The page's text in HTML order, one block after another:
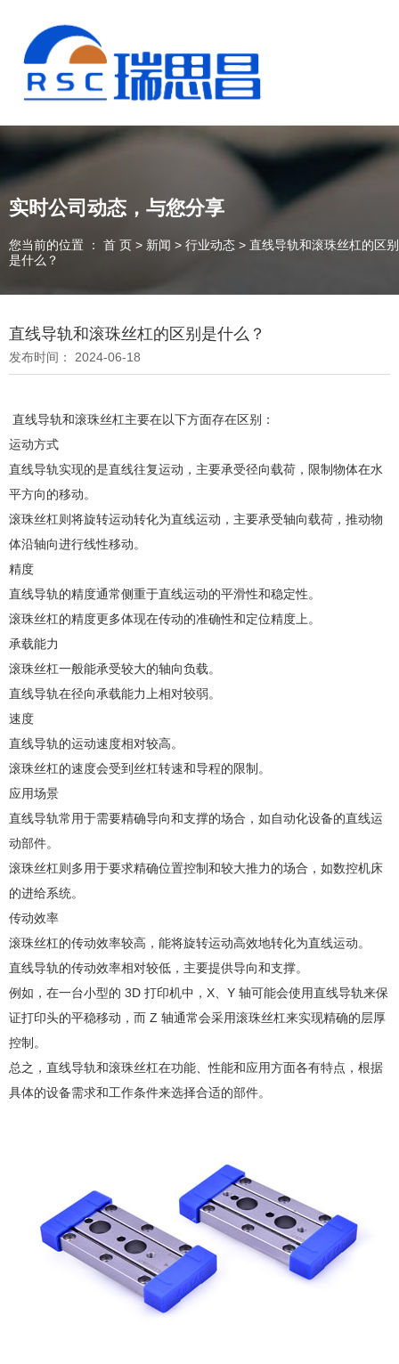
13925235098
实时公司动态，与您分享
您当前的位置 ： 首 页 > 新闻 > 行业动态 > 直线导轨和滚珠丝杠的区别
是什么？
直线导轨和滚珠丝杠的区别是什么？
发布时间： 2024-06-18
直线导轨和滚珠丝杠主要在以下方面存在区别：
运动方式
直线导轨实现的是直线往复运动，主要承受径向载荷，限制物体在水
平方向的移动。
滚珠丝杠则将旋转运动转化为直线运动，主要承受轴向载荷，推动物
体沿轴向进行线性移动。
精度
直线导轨的精度通常侧重于直线运动的平滑性和稳定性。
滚珠丝杠的精度更多体现在传动的准确性和定位精度上。
承载能力
滚珠丝杠一般能承受较大的轴向负载。
直线导轨在径向承载能力上相对较弱。
速度
直线导轨的运动速度相对较高。
滚珠丝杠的速度会受到丝杠转速和导程的限制。
应用场景
直线导轨常用于需要精确导向和支撑的场合，如自动化设备的直线运
动部件。
滚珠丝杠则多用于要求精确位置控制和较大推力的场合，如数控机床
的进给系统。
传动效率
滚珠丝杠的传动效率较高，能将旋转运动高效地转化为直线运动。
直线导轨的传动效率相对较低，主要提供导向和支撑。
例如，在一台小型的 3D 打印机中，X、Y 轴可能会使用直线导轨来保
证打印头的平稳移动，而 Z 轴通常会采用滚珠丝杠来实现精确的层厚
控制。
总之，直线导轨和滚珠丝杠在功能、性能和应用方面各有特点，根据
具体的设备需求和工作条件来选择合适的部件。